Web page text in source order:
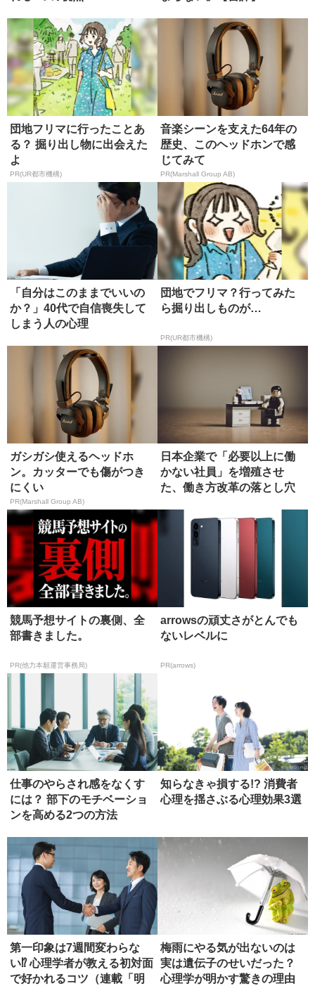
団地フリマに行ったことあ
る？ 掘り出し物に出会えた
よ
PR(UR都市機構)
音楽シーンを支えた64年の
歴史、このヘッドホンで感
じてみて
PR(Marshall Group AB)
「自分はこのままでいいの
か？」40代で自信喪失して
しまう人の心理
団地でフリマ？行ってみた
ら掘り出しものが…
PR(UR都市機構)
ガシガシ使えるヘッドホ
ン。カッターでも傷がつき
にくい
PR(Marshall Group AB)
日本企業で「必要以上に働
かない社員」を増殖させ
た、働き方改革の落とし穴
競馬予想サイトの裏側、全
部書きました。
PR(他力本願運営事務局)
arrowsの頑丈さがとんでも
ないレベルに
PR(arrows)
仕事のやらされ感をなくす
には？ 部下のモチベーショ
ンを高める2つの方法
知らなきゃ損する!? 消費者
心理を揺さぶる心理効果3選
第一印象は7週間変わらな
い⁉ 心理学者が教える初対面
で好かれるコツ（連載「明
梅雨にやる気が出ないのは
実は遺伝子のせいだった？
心理学が明かす驚きの理由